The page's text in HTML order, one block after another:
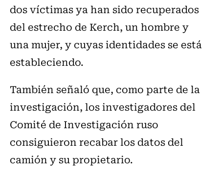
dos víctimas ya han sido recuperados
del estrecho de Kerch, un hombre y
una mujer, y cuyas identidades se está
estableciendo.
También señaló que, como parte de la
investigación, los investigadores del
Comité de Investigación ruso
consiguieron recabar los datos del
camión y su propietario.